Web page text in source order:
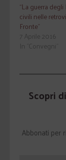
“La guerra
civili nelle
Fronte”
7 Aprile 2016
In "Convegni"
Scopri
Abbonati per